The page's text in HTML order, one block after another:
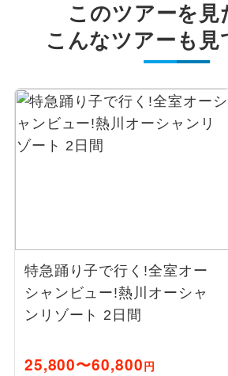
このツアーを見
こんなツアーも見
特急踊り子で行く!全室オー
シャンビュー!熱川オーシャ
ンリゾート 2日間
25,800〜60,800円